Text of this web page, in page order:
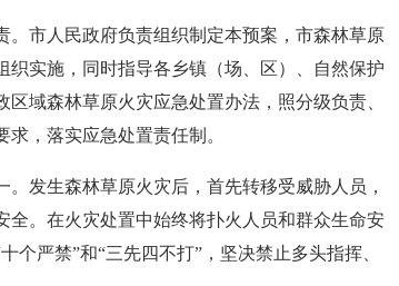
。市人民政府负责组织制定本预案，市森林草原
织实施，同时指导各乡镇（场、区）、自然保护
区域森林草原火灾应急处置办法，照分级负责、
，落实应急处置责任制。
。发生森林草原火灾后，首先转移受威胁人员，
全。在火灾处置中始终将扑火人员和群众生命安
个严禁”和“三先四不打”，坚决禁止多头指挥、